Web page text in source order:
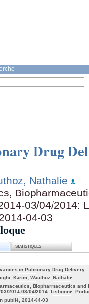
Drug
Nathalie
03/04/2014:
04-03
STATISTIQUES
in Pulmonary Drug Delivery
Karim; Wauthoz, Nathalie
Biopharmaceutics and
03/2014-03/04/2014: Lisbonne,
publié, 2014-04-03